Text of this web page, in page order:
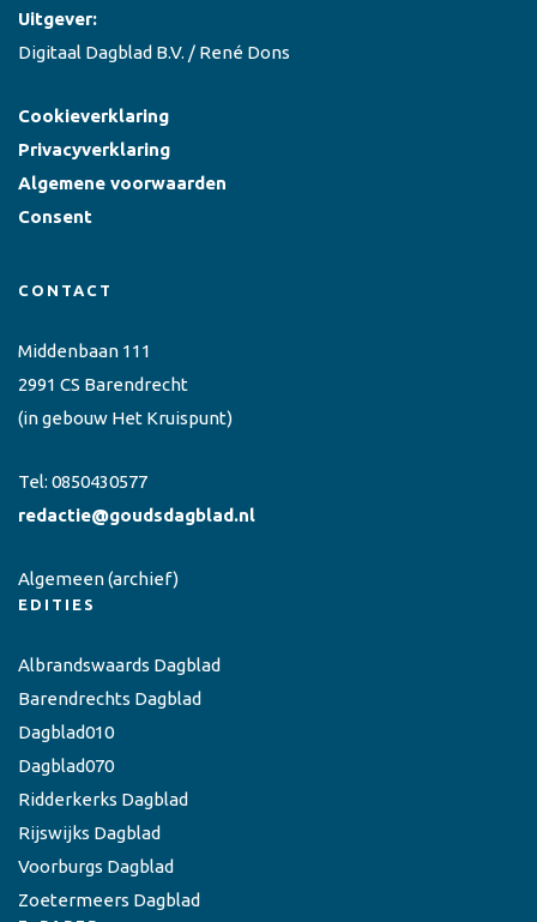
Uitgever:
Digitaal Dagblad B.V. / René Dons
Cookieverklaring
Privacyverklaring
Algemene voorwaarden
Consent
CONTACT
Middenbaan 111
2991 CS Barendrecht
(in gebouw Het Kruispunt)
Tel: 0850430577
redactie@goudsdagblad.nl
Algemeen(archief)
EDITIES
Albrandswaards Dagblad
Barendrechts Dagblad
Dagblad010
Dagblad070
Ridderkerks Dagblad
Rijswijks Dagblad
Voorburgs Dagblad
Zoetermeers Dagblad